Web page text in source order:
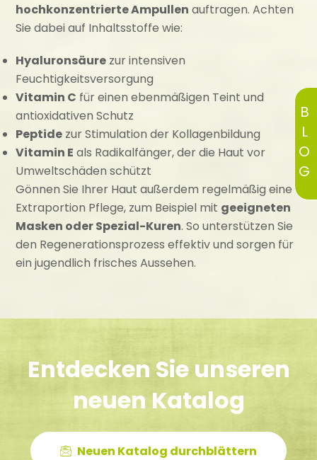
BLOG
hochkonzentrierte Ampullen auftragen. Achten
Sie dabei auf Inhaltsstoffe wie:
Hyaluronsäure zur intensiven
Feuchtigkeitsversorgung
Vitamin C für einen ebenmäßigen Teint und
antioxidativen Schutz
Peptide zur Stimulation der Kollagenbildung
Vitamin E als Radikalfänger, der die Haut vor
Umweltschäden schützt
Gönnen Sie Ihrer Haut außerdem regelmäßig eine
Extraportion Pflege, zum Beispiel mit geeigneten
Masken oder Spezial-Kuren. So unterstützen Sie
den Regenerationsprozess effektiv und sorgen für
ein jugendlich frisches Aussehen.
Entdecken Sie unseren
neuen Katalog
Neuen Katalog durchblättern